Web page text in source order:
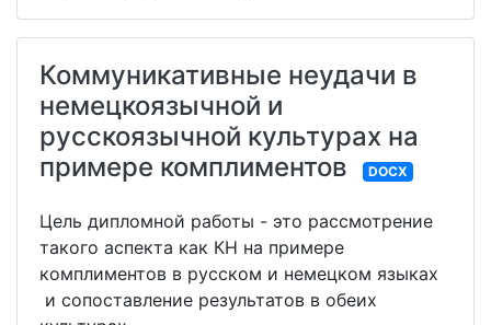
Коммуникативные неудачи в
немецкоязычной и
русскоязычной культурах на
примере комплиментов
DOCX
Цель дипломной работы - это рассмотрение
такого аспекта как КН на примере
комплиментов в русском и немецком языках
и сопоставление результатов в обеих